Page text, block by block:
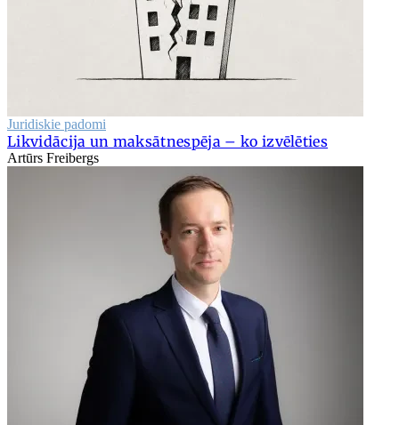
Juridiskie padomi
Likvidācija un maksātnespēja – ko izvēlēties
Artūrs Freibergs